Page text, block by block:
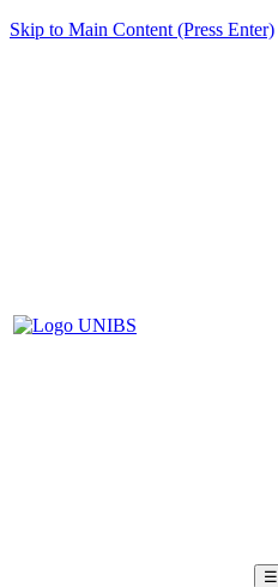
Skip to Main Content (Press Enter)
☰